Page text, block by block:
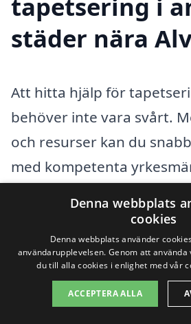
städer nära
Att hitta hjälp för
behöver inte vara svårt.
och resurser kan du
med kompetenta
Det är viktigt att välja en
som inte bara har
kan erbjuda
Genom vår plattform kan
Denna webbplats
cookies
Denna webbplats använder
användarupplevelsen. Genom att
du till alla cookies i enlighet med vår
ACCEPTERA ALLA